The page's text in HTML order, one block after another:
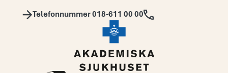
Telefon:
Telefonnummer 018-611 00 00